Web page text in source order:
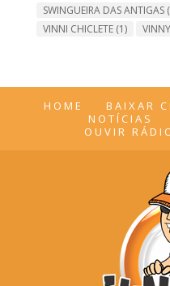
SWINGUEIRA DAS ANTIGAS
VINNI CHICLETE(1)
HOME BAIXAR
NOTÍCIAS
OUVIR